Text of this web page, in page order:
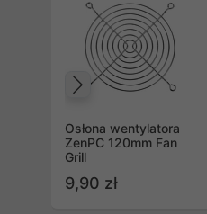
Osłona wentylatora
ZenPC 120mm Fan
Grill
9,90 zł
Poprzedni